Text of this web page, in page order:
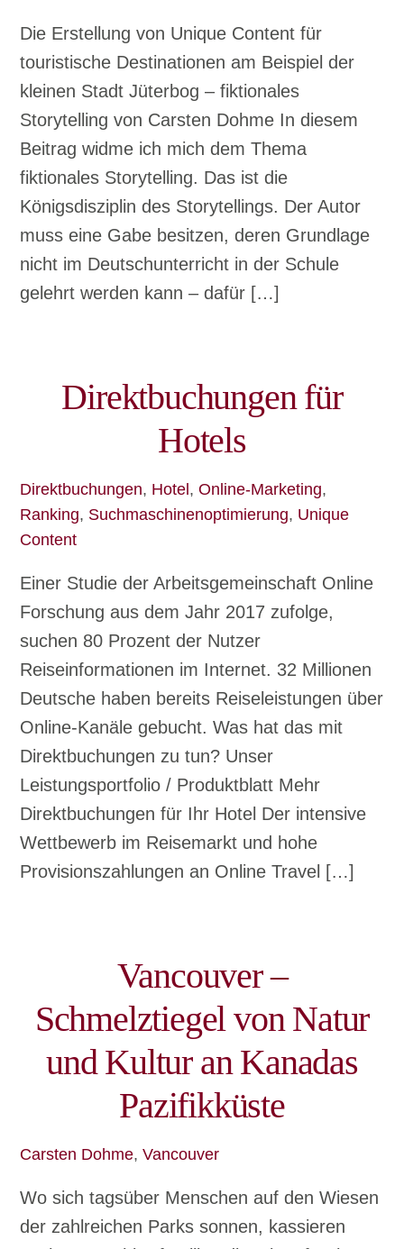
Die Erstellung von Unique Content für
touristische Destinationen am Beispiel der
kleinen Stadt Jüterbog – fiktionales
Storytelling von Carsten Dohme In diesem
Beitrag widme ich mich dem Thema
fiktionales Storytelling. Das ist die
Königsdisziplin des Storytellings. Der Autor
muss eine Gabe besitzen, deren Grundlage
nicht im Deutschunterricht in der Schule
gelehrt werden kann – dafür […]
Direktbuchungen für
Hotels
Direktbuchungen, Hotel ,Online-Marketing,
Ranking, Suchmaschinenoptimierung, Unique
Content
Einer Studie der Arbeitsgemeinschaft Online
Forschung aus dem Jahr 2017 zufolge,
suchen 80 Prozent der Nutzer
Reiseinformationen im Internet. 32 Millionen
Deutsche haben bereits Reiseleistungen über
Online-Kanäle gebucht. Was hat das mit
Direktbuchungen zu tun? Unser
Leistungsportfolio / Produktblatt Mehr
Direktbuchungen für Ihr Hotel Der intensive
Wettbewerb im Reisemarkt und hohe
Provisionszahlungen an Online Travel […]
Vancouver –
Schmelztiegel von Natur
und Kultur an Kanadas
Pazifikküste
Carsten Dohme,Vancouver
Wo sich tagsüber Menschen auf den Wiesen
der zahlreichen Parks sonnen, kassieren